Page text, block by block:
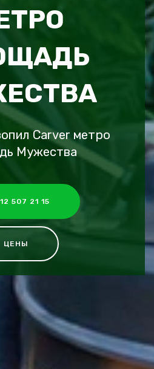
Carver метро
Мужества
507 21 15
ЦЕНЫ